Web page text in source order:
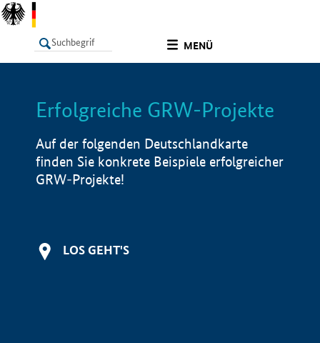
MENÜ
LISTE Info
Erfolgreiche GRW-Projekte
Auf der folgenden Deutschlandkarte
finden Sie konkrete Beispiele erfolgreicher
GRW-Projekte!
LOS GEHT'S